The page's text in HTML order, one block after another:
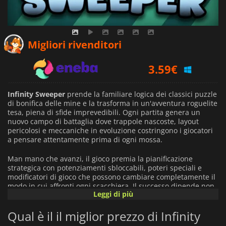
Migliori rivenditori
3.59€
5.99€
Infinity Sweeper prende la familiare logica dei classici puzzle
di bonifica delle mine e la trasforma in un'avventura roguelite
tesa, piena di sfide imprevedibili. Ogni partita genera un
nuovo campo di battaglia dove trappole nascoste, layout
pericolosi e meccaniche in evoluzione costringono i giocatori
a pensare attentamente prima di ogni mossa.
Man mano che avanzi, il gioco premia la pianificazione
strategica con potenziamenti sbloccabili, poteri speciali e
modificatori di gioco che possono cambiare completamente il
modo in cui affronti ogni scacchiera. Il successo dipende non
solo dalle capacità deduttive, ma anche dalla tua capacità di
modi inaspettati.
Leggi di più
Qual è il il miglior prezzo di Infinity